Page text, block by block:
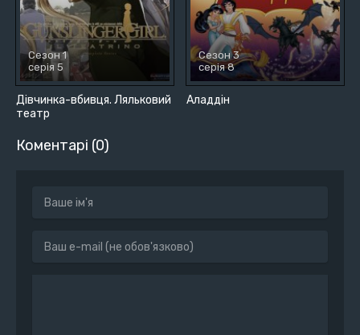
Дівчинка-вбивця. Ляльковий
театр
Сезон 1
серія 5
Аладдін
Сезон 3
серія 8
Коментарі (0)